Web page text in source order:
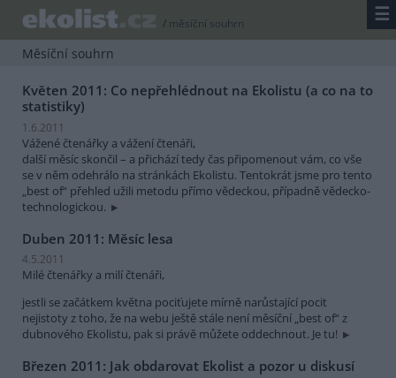
/ měsíční souhrn ☰
Měsíční souhrn
Květen 2011: Co nepřehlédnout na Ekolistu (a co na to
statistiky)
1.6.2011
Vážené čtenářky a vážení čtenáři,
další měsíc skončil – a přichází tedy čas připomenout vám, co vše
se v něm odehrálo na stránkách Ekolistu. Tentokrát jsme pro tento
„best of“ přehled užili metodu přímo vědeckou, případně vědecko-
technologickou.
Duben 2011: Měsíc lesa
4.5.2011
Milé čtenářky a milí čtenáři,
jestli se začátkem května pociťujete mírně narůstající pocit
nejistoty z toho, že na webu ještě stále není měsíční „best of“ z
dubnového Ekolistu, pak si právě můžete oddechnout. Je tu!
Březen 2011: Jak obdarovat Ekolist a pozor u diskusí